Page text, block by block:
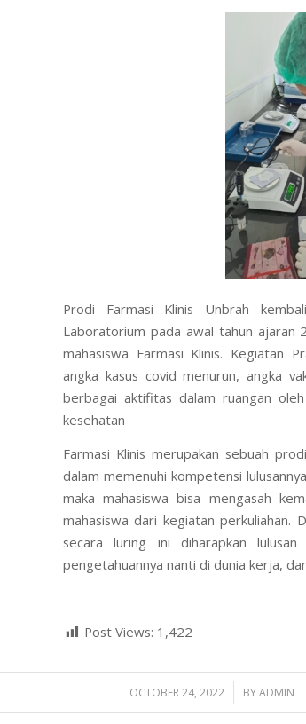
Prodi Farmasi Klinis Unbrah
Laboratorium pada awal tahun
mahasiswa Farmasi Klinis. Kegiatan
angka kasus covid menurun, angka
berbagai aktifitas dalam ruangan
kesehatan
Farmasi Klinis merupakan sebuah
dalam memenuhi kompetensi
maka mahasiswa bisa mengasah
mahasiswa dari kegiatan perkuliahan.
secara luring ini diharapkan
pengetahuannya nanti di dunia kerja,
Post Views: 1,422
OCTOBER 24, 2022
/ BYADMIN